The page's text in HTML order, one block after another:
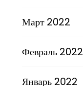
Март 2022
Февраль 2022
Январь 2022